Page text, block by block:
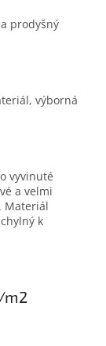
prodyšný
výborná
vyvinuté
a velmi
Materiál
k
m2